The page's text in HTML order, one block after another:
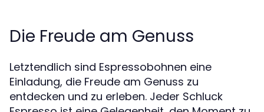
Die Freude am Genuss
Letztendlich sind Espressobohnen eine
Einladung, die Freude am Genuss zu
entdecken und zu erleben. Jeder Schluck